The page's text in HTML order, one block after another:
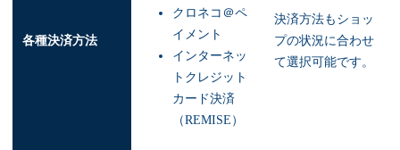
各種決済方法
クロネコ＠ペ
イメント
インターネッ
トクレジット
カード決済
（REMISE）
決済方法もショッ
プの状況に合わせ
て選択可能です。